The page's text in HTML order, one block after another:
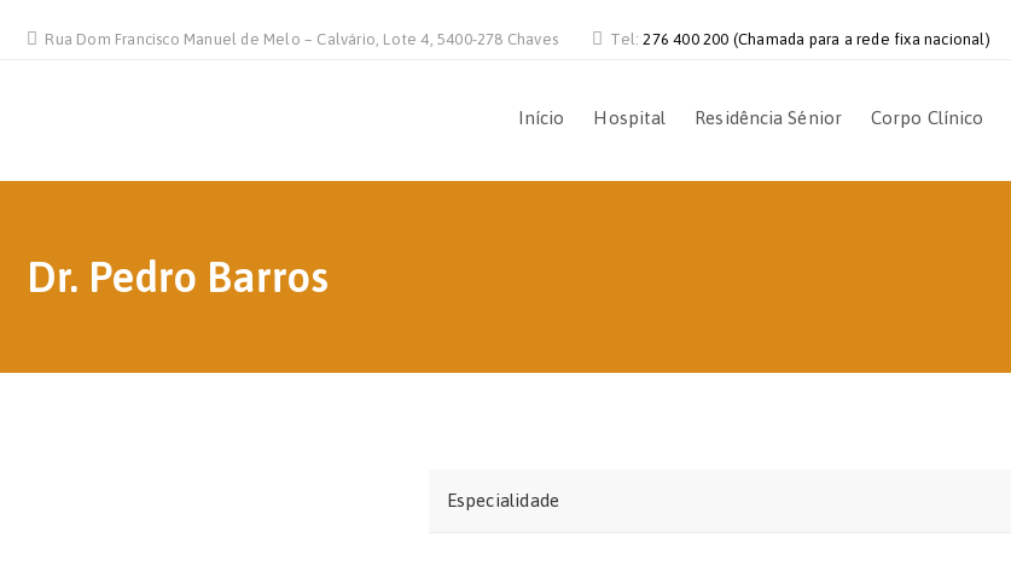
Rua Dom Francisco Manuel de Melo – Calvário, Lote 4, 5400-278 Chaves Tel:276 400 200 (Chamada para a rede fixa nacional)
Início Hospital Residência Sénior Corpo Clínico
Dr. Pedro Barros
Especialidade